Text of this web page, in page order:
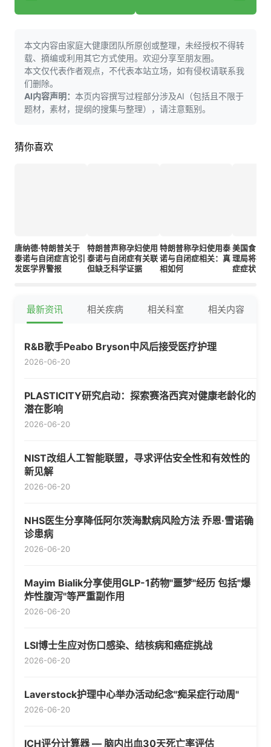
本文内容由家庭大健康团队所原创或整理，未经授权不得转
载、摘编或利用其它方式使用。欢迎分享至朋友圈。
本文仅代表作者观点，不代表本站立场，如有侵权请联系我
们删除。
AI内容声明： 本页内容撰写过程部分涉及AI（包括且不限于
题材，素材，提纲的搜集与整理），请注意甄别。
猜你喜欢
唐纳德·特朗普关于
泰诺与自闭症言论引
发医学界警报
特朗普声称孕妇使用
泰诺与自闭症有关联
但缺乏科学证据
特朗普称孕妇使用泰
诺与自闭症相关：真
相如何
美国食品
理局将批
症症状的
最新资讯 相关疾病 相关科室 相关内容
R&B歌手Peabo Bryson中风后接受医疗护理
2026-06-20
PLASTICITY研究启动：探索赛洛西宾对健康老龄化的
潜在影响
2026-06-20
NIST改组人工智能联盟，寻求评估安全性和有效性的
新见解
2026-06-20
NHS医生分享降低阿尔茨海默病风险方法 乔恩·雪诺确
诊患病
2026-06-20
Mayim Bialik分享使用GLP-1药物"噩梦"经历 包括"爆
炸性腹泻"等严重副作用
2026-06-20
LSI博士生应对伤口感染、结核病和癌症挑战
2026-06-20
Laverstock护理中心举办活动纪念"痴呆症行动周"
2026-06-20
ICH评分计算器 — 脑内出血30天死亡率评估